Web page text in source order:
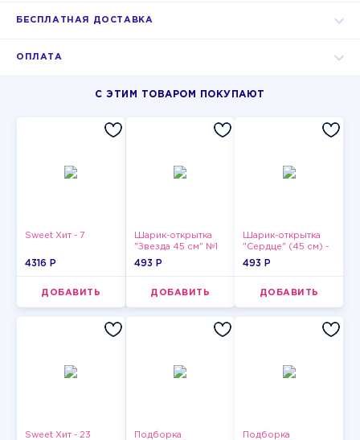
БЕСПЛАТНАЯ ДОСТАВКА
ОПЛАТА
С ЭТИМ ТОВАРОМ ПОКУПАЮТ
Sweet Хит - 7
4316 P
ДОБАВИТЬ
Шарик-открытка
"Звезда 45 см" №1
493 P
ДОБАВИТЬ
Шарик-открытка
"Сердце" (45 см) -
2
493 P
ДОБАВИТЬ
Sweet Хит - 23
Подборка
Подборка